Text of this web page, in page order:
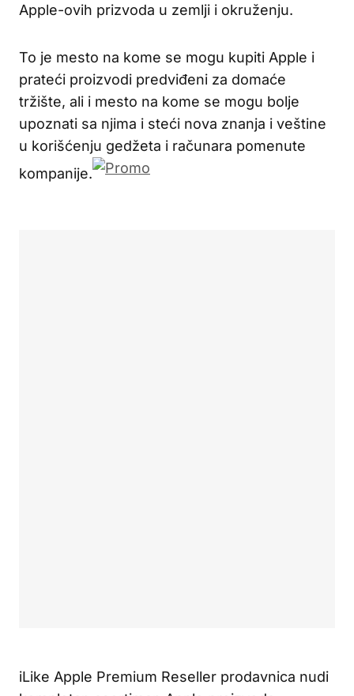
Apple-ovih prizvoda u zemlji i okruženju.
To je mesto na kome se mogu kupiti Apple i
prateći proizvodi predviđeni za domaće
tržište, ali i mesto na kome se mogu bolje
upoznati sa njima i steći nova znanja i veštine
u korišćenju gedžeta i računara pomenute
kompanije.
iLike Apple Premium Reseller prodavnica nudi